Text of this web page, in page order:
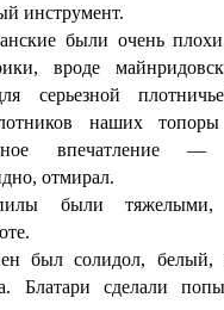
инструмент.
были очень
вроде
серьезной
наших
впечатление —
отмирал.
были
был солидол, белый,
Блатари сделали